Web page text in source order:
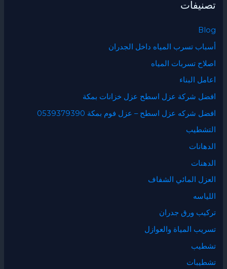
تصنيفات
Blog
أسباب تسرب المياه داخل الجدران
اصلاح تسربات المياه
اعامل البناء
افضل شركة عزل اسطح عزل خزانات بمكة
افضل شركه عزل اسطح – عزل فوم بمكة 0539379390
التشطيب
الدهانات
الدهنات
العزل المائي الشفاف
اللياسه
تركيب ورق جدران
تسريب المياة والعوازل
تشطيب
تشطيبات